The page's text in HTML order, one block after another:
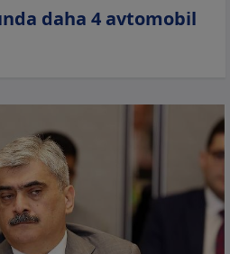
daha 4 avtomobil